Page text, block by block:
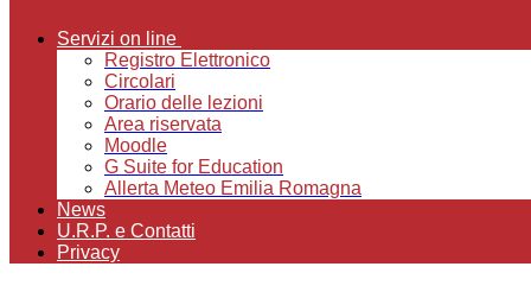
Servizi on line
Registro Elettronico
Circolari
Orario delle lezioni
Area riservata
Moodle
G Suite for Education
Allerta Meteo Emilia Romagna
News
U.R.P. e Contatti
Privacy